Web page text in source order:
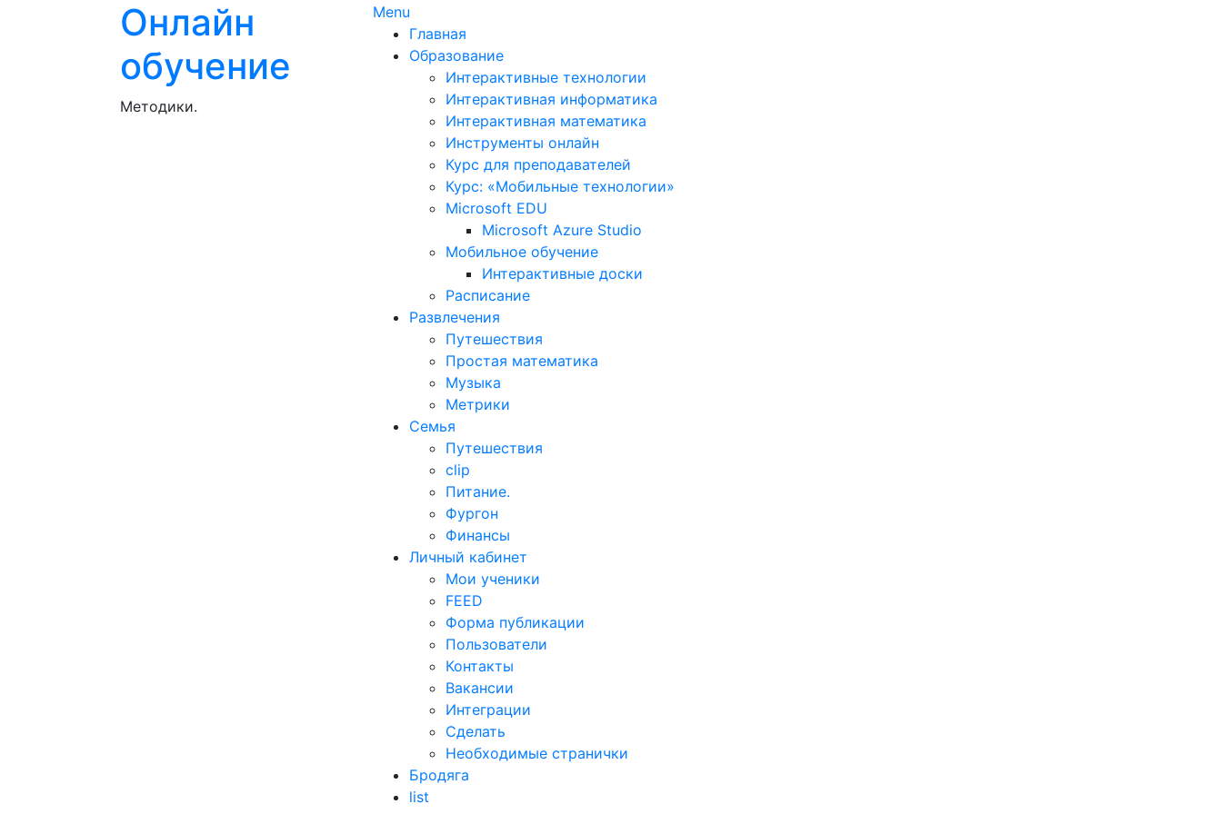
Онлайн
обучение
Методики.
Menu
Главная
Образование
Интерактивные технологии
Интерактивная информатика
Интерактивная математика
Инструменты онлайн
Курс для преподавателей
Курс: «Мобильные технологии»
Microsoft EDU
Microsoft Azure Studio
Мобильное обучение
Интерактивные доски
Расписание
Развлечения
Путешествия
Простая математика
Музыка
Метрики
Семья
Путешествия
clip
Питание.
Фургон
Финансы
Личный кабинет
Мои ученики
FEED
Форма публикации
Пользователи
Контакты
Вакансии
Интеграции
Сделать
Необходимые странички
Бродяга
list